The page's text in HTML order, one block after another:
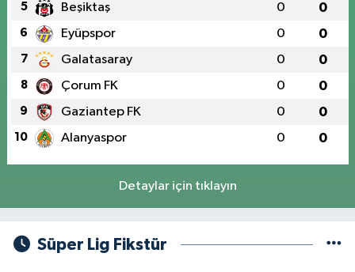
5 Beşiktaş 0 0
6 Eyüpspor 0 0
7 Galatasaray 0 0
8 Çorum FK 0 0
9 Gaziantep FK 0 0
10 Alanyaspor 0 0
Detaylar için tıklayın
Süper Lig Fikstür